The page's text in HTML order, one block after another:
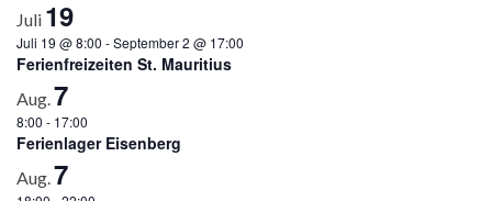
Juli 19
Juli 19 @ 8:00 -September 2 @ 17:00
Ferienfreizeiten St. Mauritius
Aug.7
8:00 - 17:00
Ferienlager Eisenberg
Aug.7